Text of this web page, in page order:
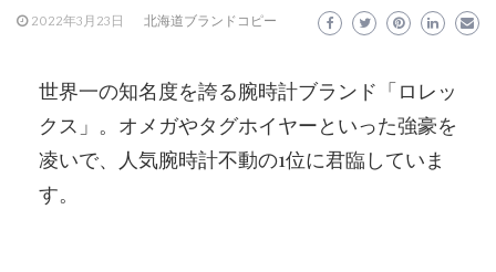
2022年3月23日 北海道ブランドコピー
世界一の知名度を誇る腕時計ブランド「ロレッ
クス」。オメガやタグホイヤーといった強豪を
凌いで、人気腕時計不動の1位に君臨していま
す。